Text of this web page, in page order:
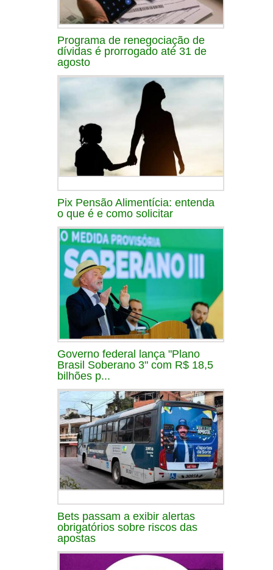
Programa de renegociação de
dívidas é prorrogado até 31 de
agosto
Pix Pensão Alimentícia: entenda
o que é e como solicitar
Governo federal lança "Plano
Brasil Soberano 3" com R$ 18,5
bilhões p...
Bets passam a exibir alertas
obrigatórios sobre riscos das
apostas